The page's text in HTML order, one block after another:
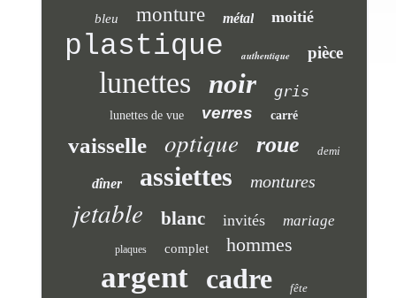
bleu monture métal moitié
plastique authentique pièce
lunettes noir gris
lunettes de vue verres carré
vaisselle optique roue demi
dîner assiettes montures
jetable blanc invités mariage
plaques complet hommes
argent cadre fête